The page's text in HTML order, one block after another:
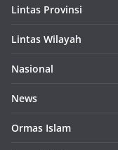
Lintas Provinsi
Lintas Wilayah
Nasional
News
Ormas Islam